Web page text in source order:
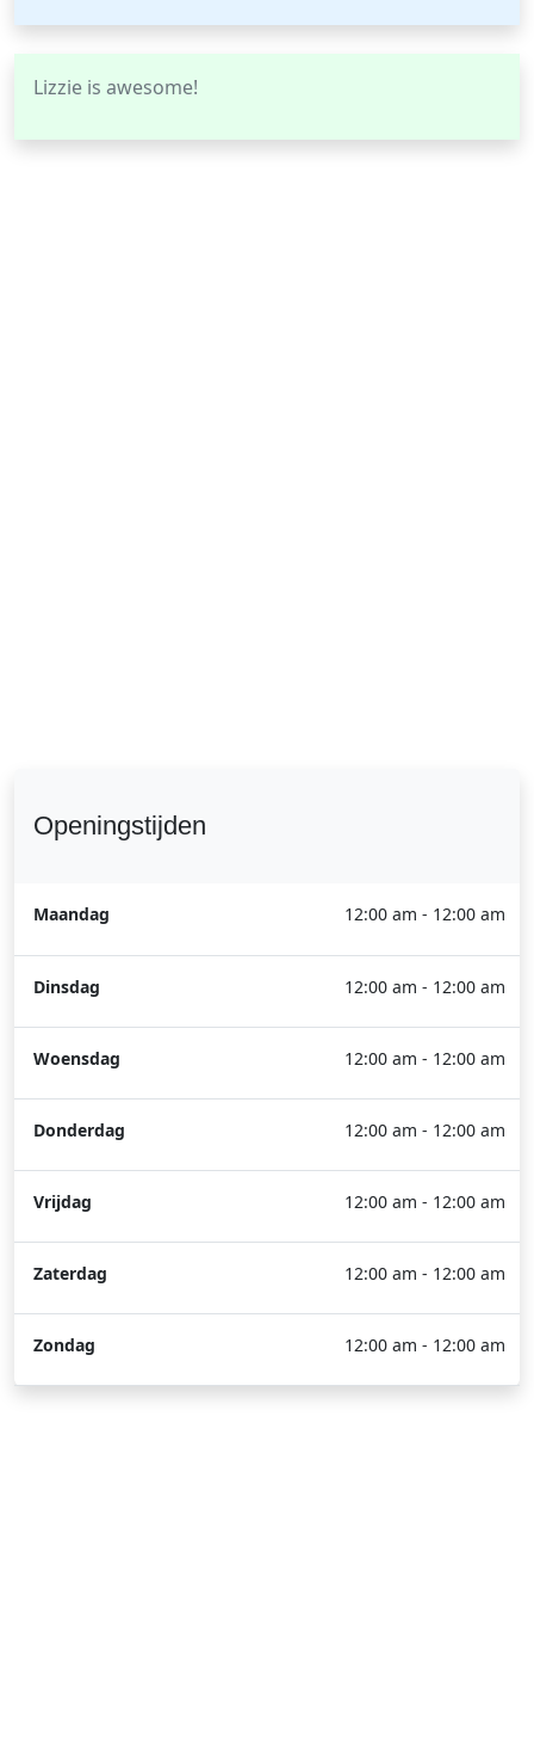
Lizzie is awesome!
Openingstijden
Maandag 12:00 am - 12:00 am
Dinsdag 12:00 am - 12:00 am
Woensdag 12:00 am - 12:00 am
Donderdag 12:00 am - 12:00 am
Vrijdag 12:00 am - 12:00 am
Zaterdag 12:00 am - 12:00 am
Zondag 12:00 am - 12:00 am